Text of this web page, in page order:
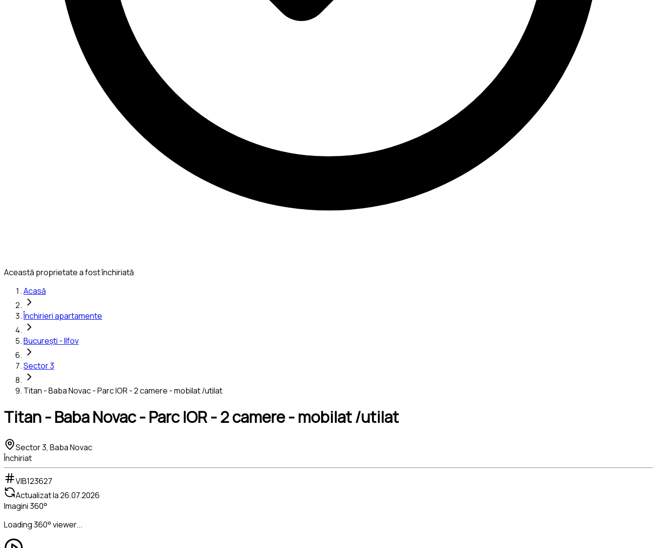
Această proprietate a fost închiriată
Acasă
Închirieri apartamente
București - Ilfov
Sector 3
Titan - Baba Novac - Parc IOR - 2 camere - mobilat /utilat
Titan - Baba Novac - Parc IOR - 2 camere - mobilat /utilat
Sector 3, Baba Novac
Închiriat
VIB123627
Actualizat la26.07.2026
Imagini 360°
Loading 360° viewer...